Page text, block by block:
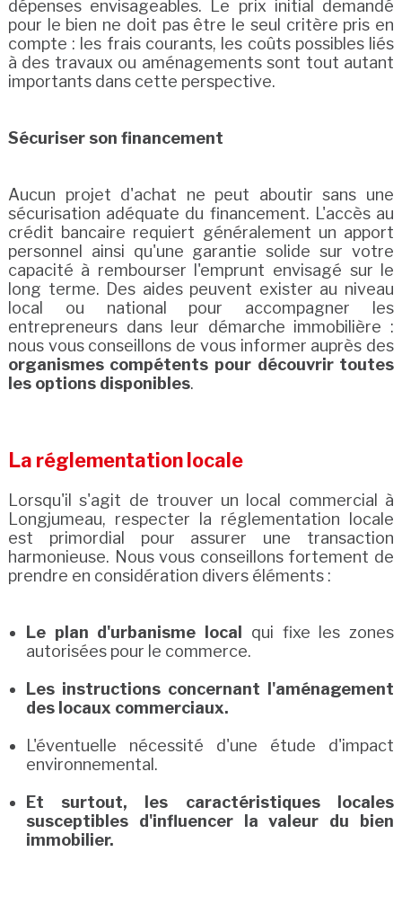
dépenses envisageables. Le prix initial demandé
pour le bien ne doit pas être le seul critère pris en
compte : les frais courants, les coûts possibles liés
à des travaux ou aménagements sont tout autant
importants dans cette perspective.
Sécuriser son financement
Aucun projet d'achat ne peut aboutir sans une
sécurisation adéquate du financement. L'accès au
crédit bancaire requiert généralement un apport
personnel ainsi qu'une garantie solide sur votre
capacité à rembourser l'emprunt envisagé sur le
long terme. Des aides peuvent exister au niveau
local ou national pour accompagner les
entrepreneurs dans leur démarche immobilière :
nous vous conseillons de vous informer auprès des
organismes compétents pour découvrir toutes
les options disponibles.
La réglementation locale
Lorsqu'il s'agit de trouver un local commercial à
Longjumeau, respecter la réglementation locale
est primordial pour assurer une transaction
harmonieuse. Nous vous conseillons fortement de
prendre en considération divers éléments :
Le plan d'urbanisme local
qui fixe les zones
autorisées pour le commerce.
Les instructions concernant l'aménagement
des locaux commerciaux.
L'éventuelle nécessité d'une étude d'impact
environnemental.
Et surtout, les caractéristiques locales
susceptibles d'influencer la valeur du bien
immobilier.